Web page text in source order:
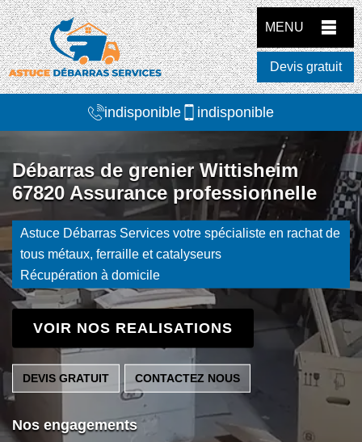
MENU
Devis gratuit
indisponible indisponible
Débarras de grenier Wittisheim
67820 Assurance professionnelle
Astuce Débarras Services votre spécialiste en rachat de
tous métaux, ferraille et catalyseurs
Récupération à domicile
VOIR NOS REALISATIONS
DEVIS GRATUIT CONTACTEZ NOUS
Nos engagements